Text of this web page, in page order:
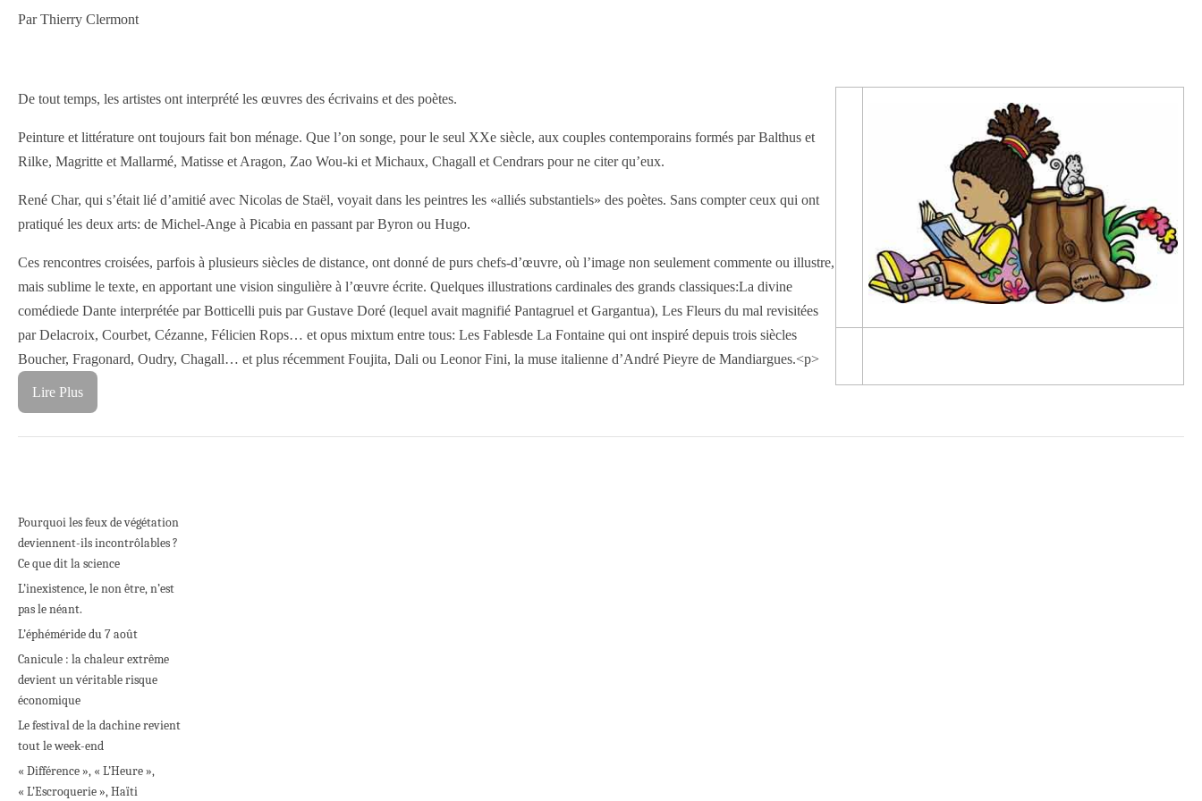
Par Thierry Clermont
De tout temps, les artistes ont interprété les œuvres des écrivains et des poètes.
Peinture et littérature ont toujours fait bon ménage. Que l’on songe, pour le seul XXe siècle, aux couples contemporains formés par Balthus et
Rilke, Magritte et Mallarmé, Matisse et Aragon, Zao Wou-ki et Michaux, Chagall et Cendrars pour ne citer qu’eux.
René Char, qui s’était lié d’amitié avec Nicolas de Staël, voyait dans les peintres les «alliés substantiels» des poètes. Sans compter ceux qui ont
pratiqué les deux arts: de Michel-Ange à Picabia en passant par Byron ou Hugo.
Ces rencontres croisées, parfois à plusieurs siècles de distance, ont donné de purs chefs-d’œuvre, où l’image non seulement commente ou illustre,
mais sublime le texte, en apportant une vision singulière à l’œuvre écrite. Quelques illustrations cardinales des grands classiques:La divine
comédiede Dante interprétée par Botticelli puis par Gustave Doré (lequel avait magnifié Pantagruel et Gargantua), Les Fleurs du mal revisitées
par Delacroix, Courbet, Cézanne, Félicien Rops… et opus mixtum entre tous: Les Fablesde La Fontaine qui ont inspiré depuis trois siècles
Boucher, Fragonard, Oudry, Chagall… et plus récemment Foujita, Dali ou Leonor Fini, la muse italienne d’André Pieyre de Mandiargues.<p>
Lire Plus
Pourquoi les feux de végétation
deviennent-ils incontrôlables ?
Ce que dit la science
L’inexistence, le non être, n’est
pas le néant.
L’éphéméride du 7 août
Canicule : la chaleur extrême
devient un véritable risque
économique
Le festival de la dachine revient
tout le week-end
« Différence », « L’Heure »,
« L’Escroquerie », Haïti